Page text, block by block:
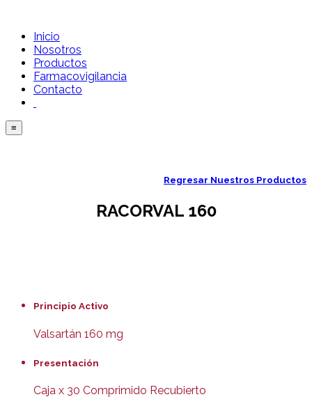
Inicio
Nosotros
Productos
Farmacovigilancia
Contacto
≡
Regresar Nuestros Productos
RACORVAL 160
Principio Activo
Valsartán 160 mg
Presentación
Caja x 30 Comprimido Recubierto